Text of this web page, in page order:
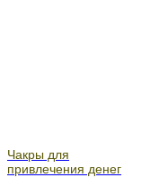
Чакры для
привлечения денег